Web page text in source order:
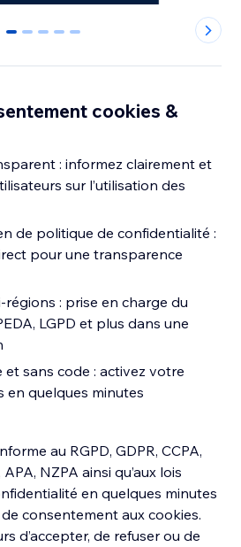
0 1 2 3 4
cookies &
: informez clairement et
sur l’utilisation des
de politique de confidentialité :
pour une transparence
: prise en charge du
LGPD et plus dans une
sans code : activez votre
en quelques minutes
au RGPD, GDPR, CCPA,
NZPA ainsi qu’aux lois
en quelques minutes
consentement aux cookies.
d’accepter, de refuser ou de